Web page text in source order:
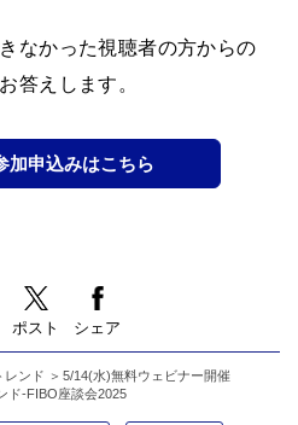
なかった視聴者の方からの
答えします。
加申込みはこちら
ポスト シェア
レンド
5/14(水)無料ウェビナー開催
ド-FIBO座談会2025